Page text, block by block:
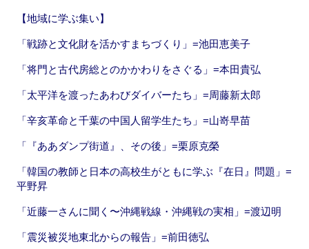
【地域に学ぶ集い】
「戦跡と文化財を活かすまちづくり」=池田恵美子
「将門と古代房総とのかかわりをさぐる」=本田貴弘
「太平洋を渡ったあわびダイバーたち」=周藤新太郎
「辛亥革命と千葉の中国人留学生たち」=山嵜早苗
「『ああダンプ街道』、その後」=栗原克榮
「韓国の教師と日本の高校生がともに学ぶ『在日』問題」=
平野昇
「近藤一さんに聞く〜沖縄戦線・沖縄戦の実相」=渡辺明
「震災被災地東北からの報告」=前田徳弘